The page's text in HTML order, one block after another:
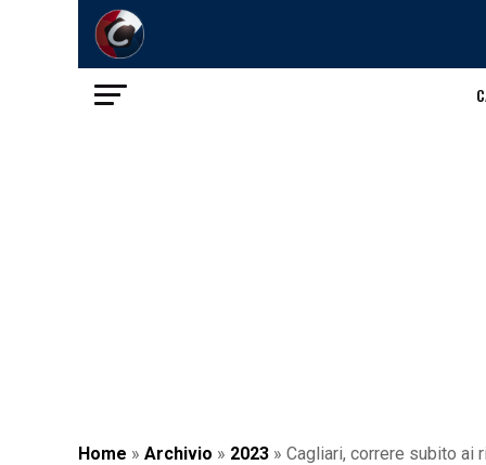
Home » Archivio » 2023 » Cagliari, correre subito ai